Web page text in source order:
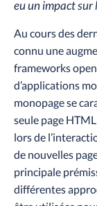
eu un impact sur
Au cours des
connu une
frameworks
d’applications
monopage se
seule page
lors de
de nouvelles
principale
différentes